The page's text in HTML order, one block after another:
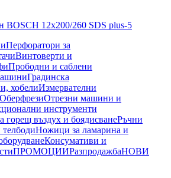
BOSCH 12x200/260 SDS plus-5
Перфоратори за
Винтоверти и
Прободни и саблени
Градинска
хобелиИзмервателни
Отрезни машини и
инструменти
горещ въздух и боядисванеРъчни
Ножици за ламарина и
Консумативи и
ПРОМОЦИИРазпродажбаНОВИ